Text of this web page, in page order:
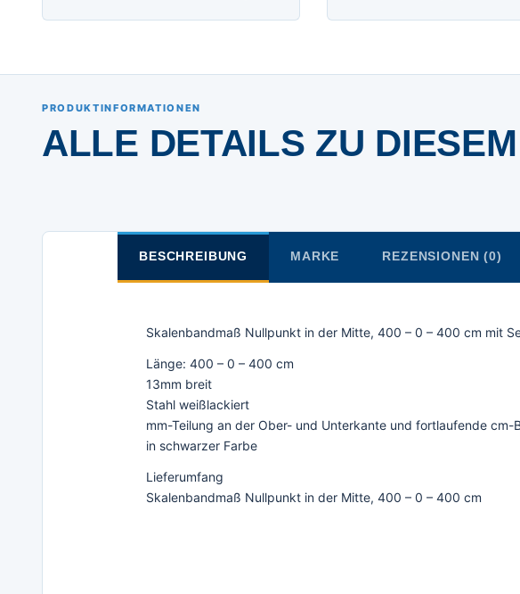
PRODUKTINFORMATIONEN
ALLE DETAILS ZU
BESCHREIBUNG MARKE REZENSIONEN (0)
Skalenbandmaß Nullpunkt in der Mitte, 400 – 0 – 400 cm mit
Länge: 400 – 0 – 400 cm
13mm breit
Stahl weißlackiert
mm-Teilung an der Ober- und Unterkante und fortlaufende cm-
in schwarzer Farbe
Lieferumfang
Skalenbandmaß Nullpunkt in der Mitte, 400 – 0 – 400 cm